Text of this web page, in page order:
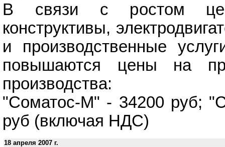
В связи с ростом
конструктивы,
и производственные
повышаются цены на
производства:
"Соматос-М" - 34200 руб;
руб (включая НДС)
18 апреля 2007 г.